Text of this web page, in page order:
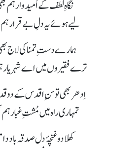
نگاہِ لطف کے اُمیدوار ہم
لیے ہوئے یہ دلِ بے قرار
ہمارے دستِ تمنا کی لاج
ترے فقیروں میں اے شہر یار
اِدھر بھی توسنِ اقدس کے
تمہاری راہ میں مُشتِ غبار
کھلا دو غنچۂ دل صدقہ باد